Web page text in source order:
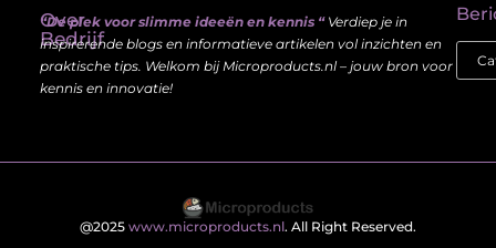
Over
Bedrijf
“De plek voor slimme ideeën en kennis “Verdiep je in
inspirerende blogs en informatieve artikelen vol inzichten en
praktische tips. Welkom bij Microproducts.nl – jouw bron voor
kennis en innovatie!
@2025 www.microproducts.nl. All Right Reserved.